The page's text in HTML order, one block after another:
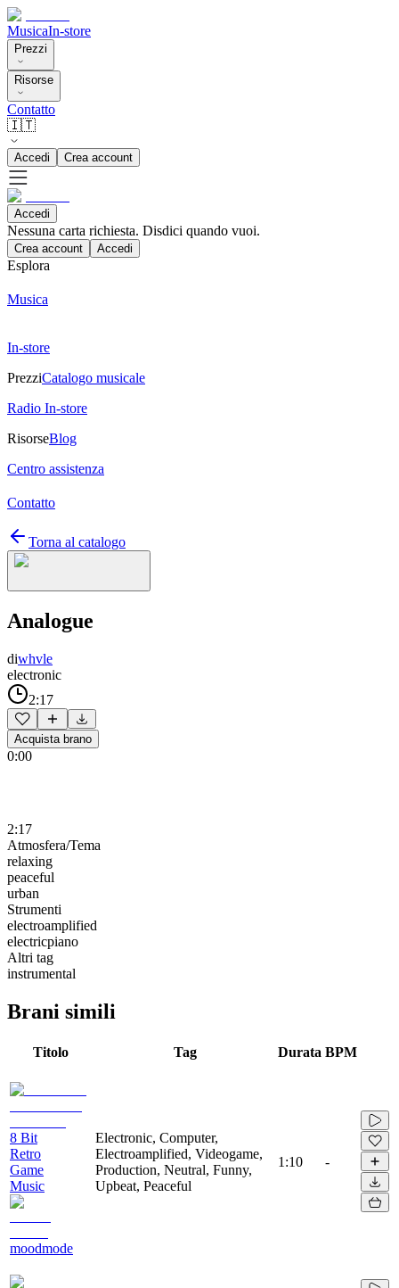
MusicaIn-store
Prezzi
Risorse
Contatto
🇮🇹
Accedi Crea account
Accedi
Nessuna carta richiesta. Disdici quando vuoi.
Crea account Accedi
Esplora
Musica
In-store
PrezziCatalogo musicale
Radio In-store
RisorseBlog
Centro assistenza
Contatto
Torna al catalogo
Analogue
diwhvle
electronic
2:17
Acquista brano
0:00
2:17
Atmosfera/Tema
relaxing
peaceful
urban
Strumenti
electroamplified
electricpiano
Altri tag
instrumental
Brani simili
Titolo Tag Durata BPM
8 Bit
Retro
Game
Music
moodmode
Electronic, Computer,
Electroamplified, Videogame,
Production, Neutral, Funny,
Upbeat, Peaceful
1:10 -